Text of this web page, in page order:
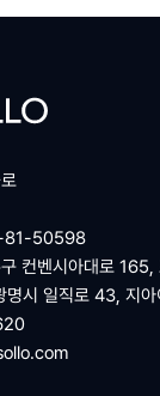
81-50598
컨벤시아대로
명시 일직로 43, 지